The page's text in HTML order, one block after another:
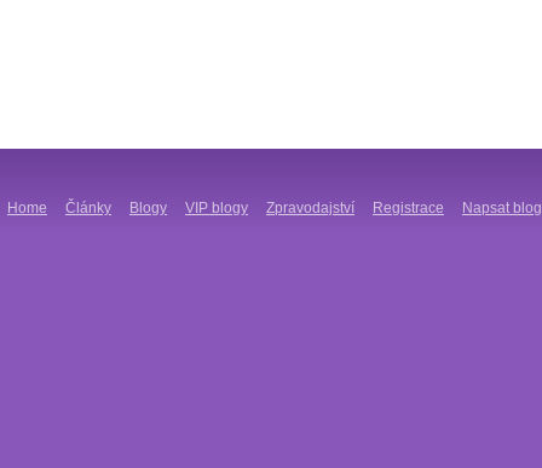
Home Články Blogy VIP blogy Zpravodajství Registrace Napsat blog